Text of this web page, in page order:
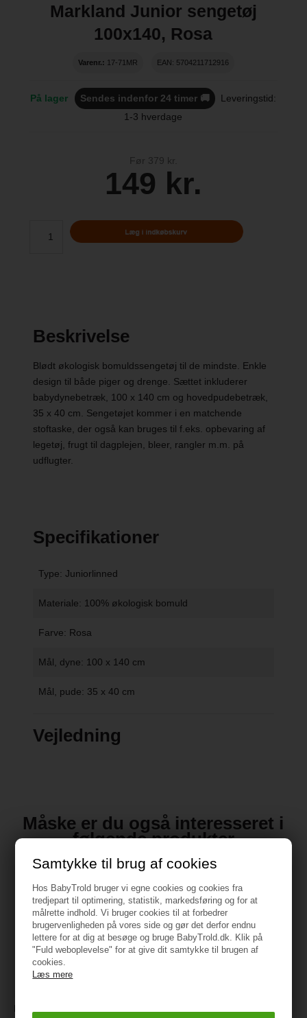
Samtykke til brug af cookies
Hos BabyTrold bruger vi egne cookies og cookies fra
tredjepart til optimering, statistik, markedsføring og for at
målrette indhold. Vi bruger cookies til at forbedrer
brugervenligheden på vores side og gør det derfor endnu
lettere for at dig at besøge og bruge BabyTrold.dk. Klik på
"Fuld weboplevelse" for at give dit samtykke til brugen af
cookies.
Læs mere
Markland Junior sengetøj
100x140, Rosa
Varenr.: 17-71MR EAN: 5704211712916
På lager Sendes indenfor 24 timer 🚚
Leveringstid:
1-3 hverdage
Før 379 kr.
149 kr.
Beskrivelse
Blødt økologisk bomuldssengetøj til de mindste. Enkle
design til både piger og drenge. Sættet inkluderer
babydynebetræk, 100 x 140 cm og hovedpudebetræk,
35 x 40 cm. Sengetøjet kommer i en matchende
stoftaske, der også kan bruges til f.eks. opbevaring af
legetøj, frugt til dagplejen, bleer, rangler m.m. på
udflugter.
Specifikationer
Type: Juniorlinned
Materiale: 100% økologisk bomuld
Farve: Rosa
Mål, dyne: 100 x 140 cm
Mål, pude: 35 x 40 cm
Vejledning
Måske er du også interesseret i
følgende produkter
Markland Junior sengetøj